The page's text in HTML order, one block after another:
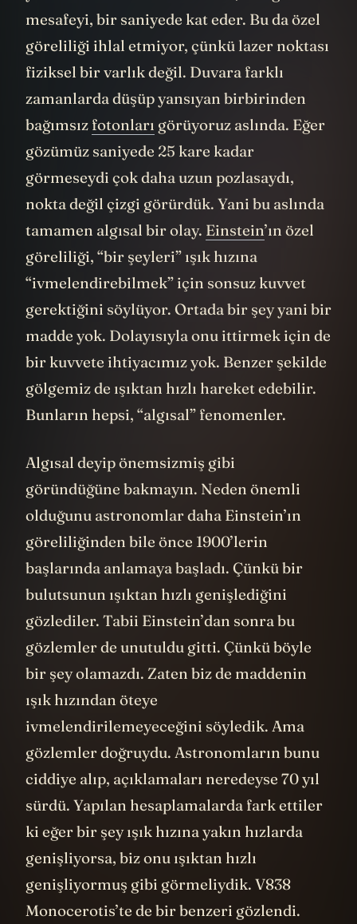
yüzden duvar ne kadar uzaksa, ona göre bir
mesafeyi, bir saniyede kat eder. Bu da özel
göreliliği ihlal etmiyor, çünkü lazer noktası
fiziksel bir varlık değil. Duvara farklı
zamanlarda düşüp yansıyan birbirinden
bağımsız fotonları görüyoruz aslında. Eğer
gözümüz saniyede 25 kare kadar
görmeseydi çok daha uzun pozlasaydı,
nokta değil çizgi görürdük. Yani bu aslında
tamamen algısal bir olay.Einstein
göreliliği, “bir şeyleri” ışık hızına
“ivmelendirebilmek” için sonsuz kuvvet
gerektiğini söylüyor. Ortada bir şey yani bir
madde yok. Dolayısıyla onu ittirmek için de
bir kuvvete ihtiyacımız yok. Benzer şekilde
gölgemiz de ışıktan hızlı hareket edebilir.
Algısal deyip önemsizmiş gibi
göründüğüne bakmayın. Neden önemli
olduğunu astronomlar daha Einstein’ın
göreliliğinden bile önce 1900’lerin
başlarında anlamaya başladı. Çünkü bir
bulutsunun ışıktan hızlı genişlediğini
gözlediler. Tabii Einstein’dan sonra bu
gözlemler de unutuldu gitti. Çünkü böyle
bir şey olamazdı. Zaten biz de maddenin
ışık hızından öteye
ivmelendirilemeyeceğini söyledik. Ama
gözlemler doğruydu. Astronomların bunu
ciddiye alıp, açıklamaları neredeyse 70 yıl
sürdü. Yapılan hesaplamalarda fark ettiler
ki eğer bir şey ışık hızına yakın hızlarda
genişliyorsa, biz onu ışıktan hızlı
genişliyormuş gibi görmeliydik. V838